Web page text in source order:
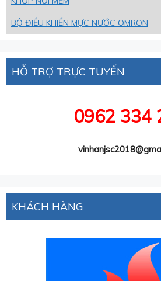
BỘ ĐIỀU KHIỂN MỰC NƯỚC OMRON
HỖ TRỢ TRỰC TUYẾN
0962 334
KHÁCH HÀNG